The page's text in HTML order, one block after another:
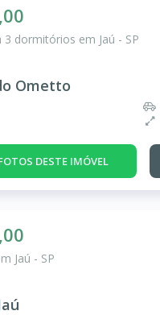
3 dormitórios em Jaú - SP
Ometto
DESTE IMÓVEL
Jaú - SP